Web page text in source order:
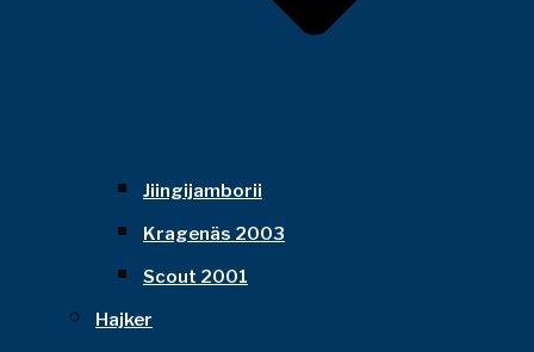
Jiingijamborii
Kragenäs 2003
Scout 2001
Hajker